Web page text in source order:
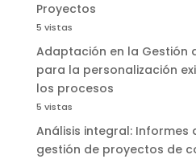
Proyectos
5 vistas
Adaptación en la Gestión
para la personalización
los procesos
5 vistas
Análisis integral: Informes
gestión de proyectos de